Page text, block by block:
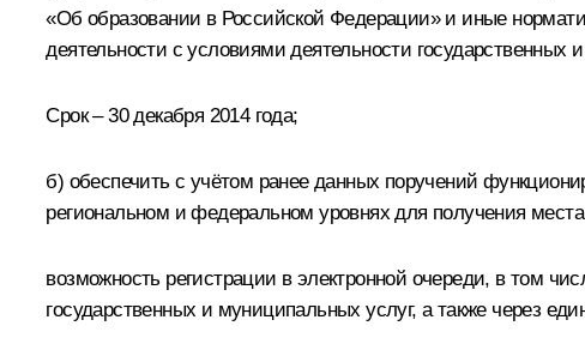
«Об образовании в Российской Федерации» и иные
деятельности с условиями деятельности
Срок – 30 декабря 2014 года;
б) обеспечить с учётом ранее данных поручений
региональном и федеральном уровнях для получения
возможность регистрации в электронной очереди, в том
государственных и муниципальных услуг, а также через